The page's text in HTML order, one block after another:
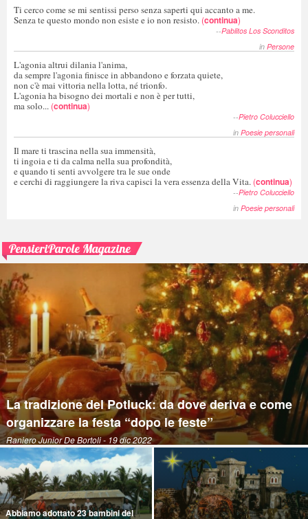
Ti cerco come se mi sentissi perso senza saperti qui accanto a me.
Senza te questo mondo non esiste e io non resisto. (continua)
--Pablitos Los Sconditos
in Persone
L'agonia altrui dilania l'anima,
da sempre l'agonia finisce in abbandono e forzata quiete,
non c'è mai vittoria nella lotta, né trionfo.
L'agonia ha bisogno dei mortali e non è per tutti,
ma solo... (continua)
--Pietro Colucciello
in Poesie personali
Il mare ti trascina nella sua immensità,
ti ingoia e ti da calma nella sua profondità,
e quando ti senti avvolgere tra le sue onde
e cerchi di raggiungere la riva capisci la vera essenza della Vita. (continua)
--Pietro Colucciello
in Poesie personali
PensieriParole Magazine
La tradizione del Potluck: da dove deriva e come
organizzare la festa “dopo le feste”
Raniero Junior De Bortoli- 19 dic 2022
Abbiamo adottato 23 bambini del